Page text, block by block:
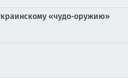
«чудо-оружию»